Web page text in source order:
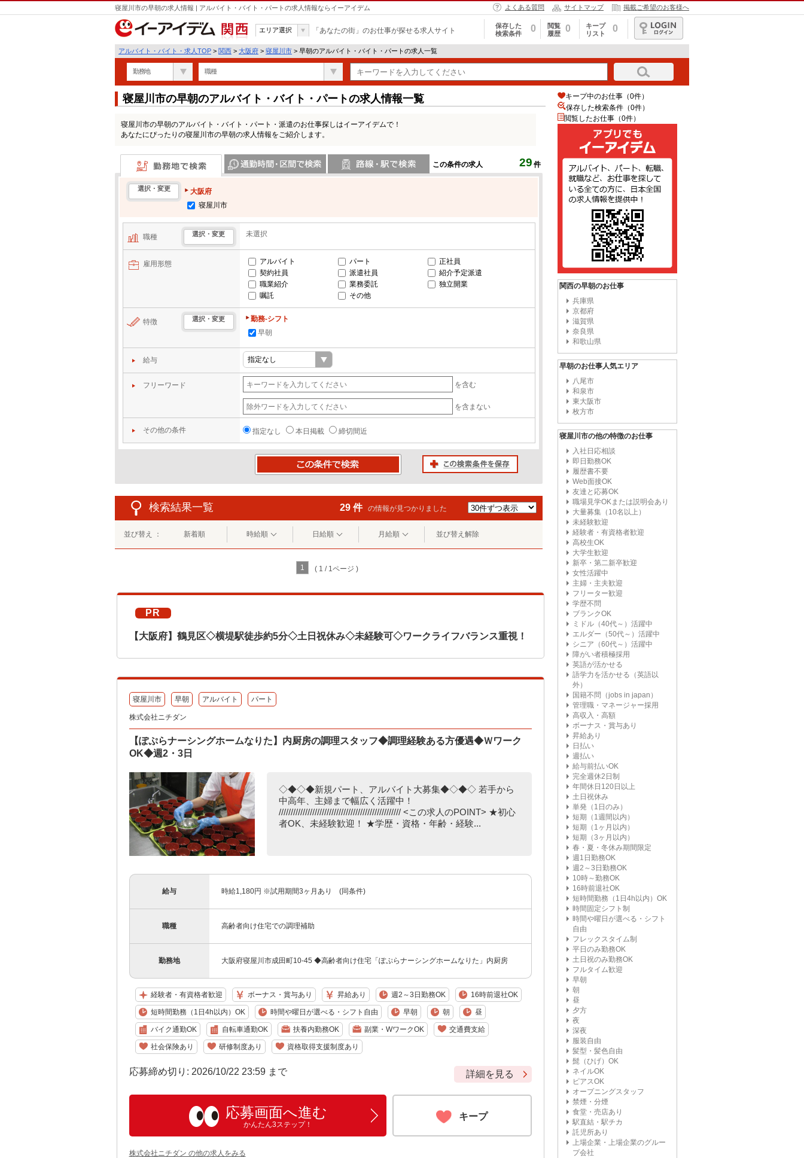
寝屋川市の早朝の求人情報 | アルバイト・バイト・パートの求人情報ならイーアイデム よくある質問 サイトマップ 掲載ご希望のお客様へ
関西
エリア選択 「あなたの街」のお仕事が探せる求人サイト
保存した
検索条件
0
閲覧
履歴
0
キープ
リスト
0
ログイン
アルバイト・バイト・求人TOP > 関西 > 大阪府 > 寝屋川市 > 早朝のアルバイト・バイト・パートの求人一覧
勤務地 職種
寝屋川市の早朝のアルバイト・バイト・パートの求人情報一覧
寝屋川市の早朝のアルバイト・バイト・パート・派遣のお仕事探しはイーアイデムで！
あなたにぴったりの寝屋川市の早朝の求人情報をご紹介します。
この条件の求人 29 件
勤務地で検索
選択・変更
大阪府
寝屋川市
職種 選択・変更 未選択
雇用形態 アルバイト パート
正社員
契約社員
派遣社員
紹介予定派遣
職業紹介
業務委託
独立開業
嘱託
その他
特徴 選択・変更
勤務-シフト
早朝
給与
フリーワード を含む
を含まない
その他の条件 指定なし 本日掲載 締切間近
検索結果一覧 29 件 の情報が見つかりました
並び替え ： 新着順 時給順 日給順 月給順 並び替え解除
1 ( 1 / 1ページ )
PR
【大阪府】鶴見区◇横堤駅徒歩約5分◇土日祝休み◇未経験可◇ワークライフバランス重視！
寝屋川市 早朝 アルバイト パート
株式会社ニチダン
【ぽぷらナーシングホームなりた】内厨房の調理スタッフ◆調理経験ある方優遇◆Ｗワーク
OK◆週2・3日
◇◆◇◆新規パート、アルバイト大募集◆◇◆◇ 若手から
中高年、主婦まで幅広く活躍中！
/////////////////////////////////////////////////// <この求人のPOINT> ★初心
者OK、未経験歓迎！ ★学歴・資格・年齢・経験...
給与 時給1,180円 ※試用期間3ヶ月あり (同条件)
職種 高齢者向け住宅での調理補助
勤務地 大阪府寝屋川市成田町10-45 ◆高齢者向け住宅「ぽぷらナーシングホームなりた」内厨房
経験者・有資格者歓迎 ボーナス・賞与あり 昇給あり 週2～3日勤務OK 16時前退社OK
短時間勤務（1日4h以内）OK 時間や曜日が選べる・シフト自由 早朝 朝 昼
バイク通勤OK 自転車通勤OK 扶養内勤務OK 副業・WワークOK 交通費支給
社会保険あり 研修制度あり 資格取得支援制度あり
応募締め切り: 2026/10/22 23:59 まで 詳細を見る
応募画面へ進む
かんたん3ステップ！
キープ
株式会社ニチダン の他の求人をみる
キープ中のお仕事（0件）
保存した検索条件（0件）
閲覧したお仕事（0件）
関西の早朝のお仕事
兵庫県
京都府
滋賀県
奈良県
和歌山県
早朝のお仕事人気エリア
八尾市
和泉市
東大阪市
枚方市
寝屋川市の他の特徴のお仕事
入社日応相談
即日勤務OK
履歴書不要
Web面接OK
友達と応募OK
職場見学OKまたは説明会あり
大量募集（10名以上）
未経験歓迎
経験者・有資格者歓迎
高校生OK
大学生歓迎
新卒・第二新卒歓迎
女性活躍中
主婦・主夫歓迎
フリーター歓迎
学歴不問
ブランクOK
ミドル（40代～）活躍中
エルダー（50代～）活躍中
シニア（60代～）活躍中
障がい者積極採用
英語が活かせる
語学力を活かせる（英語以
外）
国籍不問（jobs in japan）
管理職・マネージャー採用
高収入・高額
ボーナス・賞与あり
昇給あり
日払い
週払い
給与前払いOK
完全週休2日制
年間休日120日以上
土日祝休み
単発（1日のみ）
短期（1週間以内）
短期（1ヶ月以内）
短期（3ヶ月以内）
春・夏・冬休み期間限定
週1日勤務OK
週2～3日勤務OK
10時～勤務OK
16時前退社OK
短時間勤務（1日4h以内）OK
時間固定シフト制
時間や曜日が選べる・シフト
自由
フレックスタイム制
平日のみ勤務OK
土日祝のみ勤務OK
フルタイム歓迎
早朝
朝
昼
夕方
夜
深夜
服装自由
髪型・髪色自由
髭（ひげ）OK
ネイルOK
ピアスOK
オープニングスタッフ
禁煙・分煙
食堂・売店あり
駅直結・駅チカ
託児所あり
上場企業・上場企業のグルー
プ会社